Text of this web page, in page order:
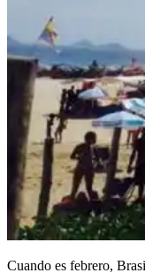
Cuando es febrero,